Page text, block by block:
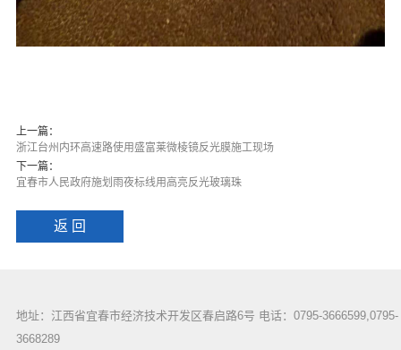
上一篇：
浙江台州内环高速路使用盛富莱微棱镜反光膜施工现场
下一篇：
宜春市人民政府施划雨夜标线用高亮反光玻璃珠
返 回
地址：江西省宜春市经济技术开发区春启路6号 电话：0795-3666599,0795-
3668289